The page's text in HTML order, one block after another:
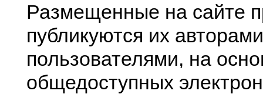
Размещенные на сайте
публикуются их
пользователями, на
общедоступных